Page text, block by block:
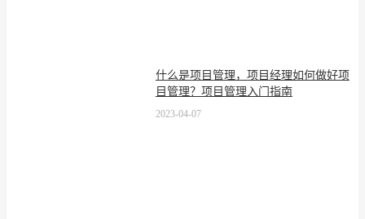
什么是项目管理，项目经理如何做好项
目管理？项目管理入门指南
2023-04-07